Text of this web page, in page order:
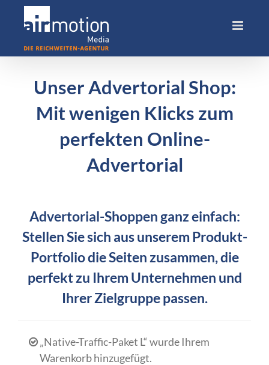
Unser Advertorial Shop:
Mit wenigen Klicks zum
perfekten Online-
Advertorial
Advertorial-Shoppen ganz einfach:
Stellen Sie sich aus unserem Produkt-
Portfolio die Seiten zusammen, die
perfekt zu Ihrem Unternehmen und
Ihrer Zielgruppe passen.
„Native-Traffic-Paket L“ wurde Ihrem
Warenkorb hinzugefügt.